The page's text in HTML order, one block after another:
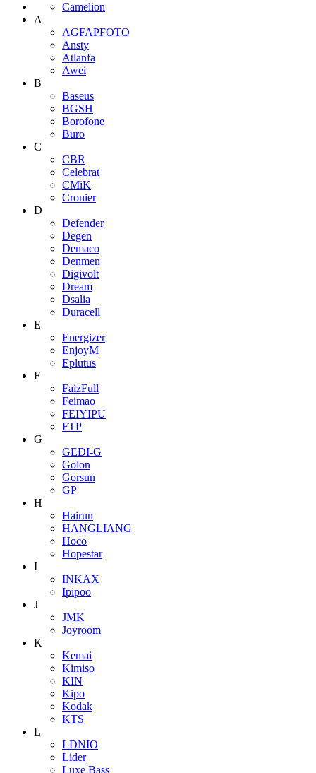
Camelion
A
AGFAPFOTO
Ansty
Atlanfa
Awei
B
Baseus
BGSH
Borofone
Buro
C
CBR
Celebrat
CMiK
Cronier
D
Defender
Degen
Demaco
Denmen
Digivolt
Dream
Dsalia
Duracell
E
Energizer
EnjoyM
Eplutus
F
FaizFull
Feimao
FEIYIPU
FTP
G
GEDI-G
Golon
Gorsun
GP
H
Hairun
HANGLIANG
Hoco
Hopestar
I
INKAX
Ipipoo
J
JMK
Joyroom
K
Kemai
Kimiso
KIN
Kipo
Kodak
KTS
L
LDNIO
Lider
Luxe Bass